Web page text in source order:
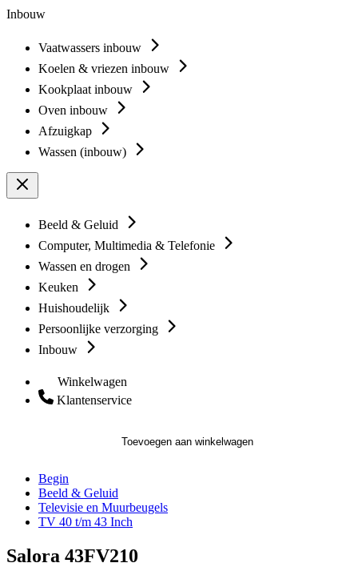
Inbouw
Vaatwassers inbouw
Koelen & vriezen inbouw
Kookplaat inbouw
Oven inbouw
Afzuigkap
Wassen (inbouw)
Beeld & Geluid
Computer, Multimedia & Telefonie
Wassen en drogen
Keuken
Huishoudelijk
Persoonlijke verzorging
Inbouw
Winkelwagen
Klantenservice
Toevoegen aan winkelwagen
Begin
Beeld & Geluid
Televisie en Muurbeugels
TV 40 t/m 43 Inch
Salora 43FV210